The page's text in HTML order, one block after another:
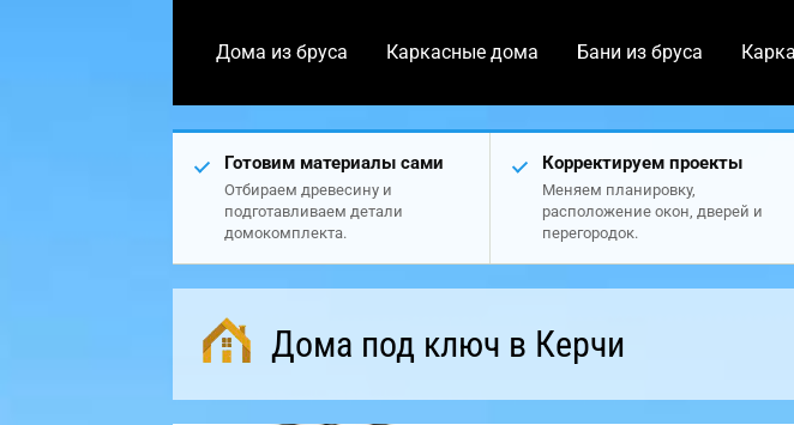
Дома из бруса Каркасные дома Бани из бруса
Готовим материалы сами
Отбираем древесину и
подготавливаем детали
домокомплекта.
Корректируем проекты
Меняем планировку,
расположение окон, дверей и
перегородок.
Дома под ключ в Керчи